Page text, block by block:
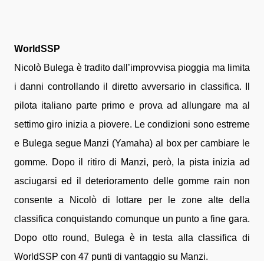
WorldSSP
Nicolò Bulega è tradito dall’improvvisa pioggia ma limita
i danni controllando il diretto avversario in classifica. Il
pilota italiano parte primo e prova ad allungare ma al
settimo giro inizia a piovere. Le condizioni sono estreme
e Bulega segue Manzi (Yamaha) al box per cambiare le
gomme. Dopo il ritiro di Manzi, però, la pista inizia ad
asciugarsi ed il deterioramento delle gomme rain non
consente a Nicolò di lottare per le zone alte della
classifica conquistando comunque un punto a fine gara.
Dopo otto round, Bulega è in testa alla classifica di
WorldSSP con 47 punti di vantaggio su Manzi.